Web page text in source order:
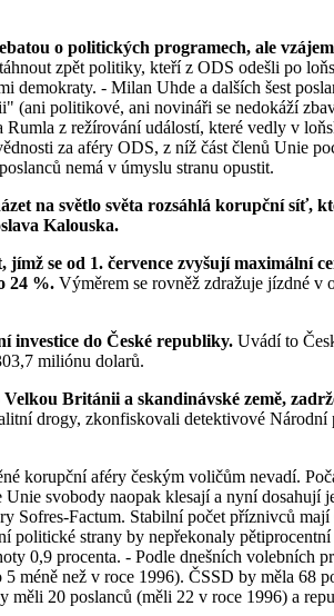
o politických programech, ale
zpět politiky, kteří z ODS odešli po
demokraty. - Milan Uhde a dalších šest
(ani politikové, ani novináři se nedokáží
Rumla z režírování událostí, které vedly v
za aféry ODS, z níž část členů Unie
nemá v úmyslu stranu opustit.
na světlo světa rozsáhlá korupční síť,
Kalouska.
se od 1. července zvyšují maximální
24 %. Výměrem se rovněž zdražuje jízdné v
investice do České republiky. Uvádí to
miliónu dolarů.
Británii a skandinávské země,
drogy, zkonfiskovali detektivové Národní
korupční aféry českým voličům nevadí.
svobody naopak klesají a nyní dosahují
Sofres-Factum. Stabilní počet příznivců
politické strany by nepřekonaly
0,9 procenta. - Podle dnešních volebních
méně než v roce 1996). ČSSD by měla 68
20 poslanců (měli 22 v roce 1996) a